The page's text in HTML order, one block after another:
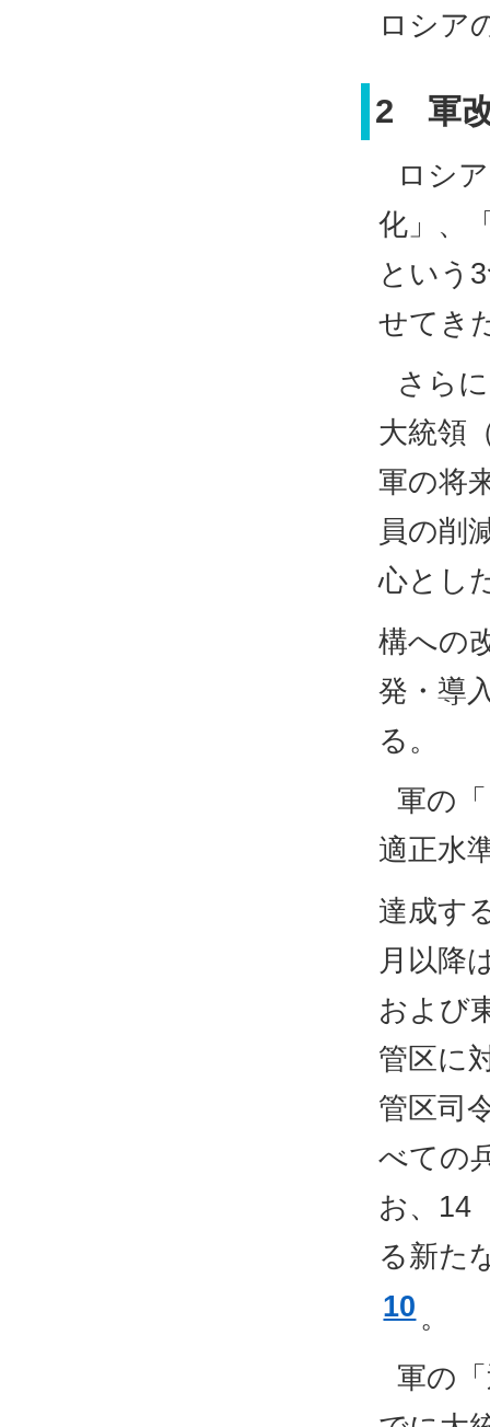
ロシア
2 軍
ロシ
化」、
という
せてき
さら
大統領
軍の将
員の削
心とし
構への
発・導
る。
軍の
適正水
達成す
月以降
および
管区に
管区司
べての
お、14
る新た
10 。
軍の